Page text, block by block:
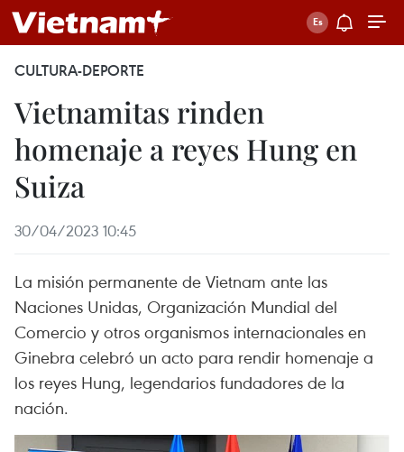
CULTURA-DEPORTE
Vietnamitas rinden
homenaje a reyes Hung en
Suiza
30/04/2023 10:45
La misión permanente de Vietnam ante las
Naciones Unidas, Organización Mundial del
Comercio y otros organismos internacionales en
Ginebra celebró un acto para rendir homenaje a
los reyes Hung, legendarios fundadores de la
nación.